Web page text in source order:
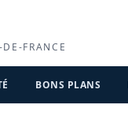
FRANCE
BONS PLANS